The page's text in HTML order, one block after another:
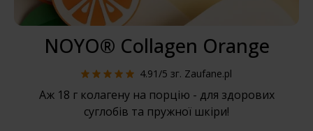
NOYO® Collagen Orange
4.91/5 зг. Zaufane.pl
Аж 18 г колагену на порцію - для здорових
суглобів та пружної шкіри!